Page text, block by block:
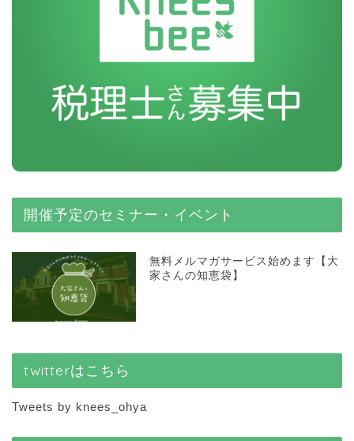
開催予定のセミナー・イベント
無料メルマガサービス始めます【大
家さんの知恵袋】
twitterはこちら
Tweets by knees_ohya